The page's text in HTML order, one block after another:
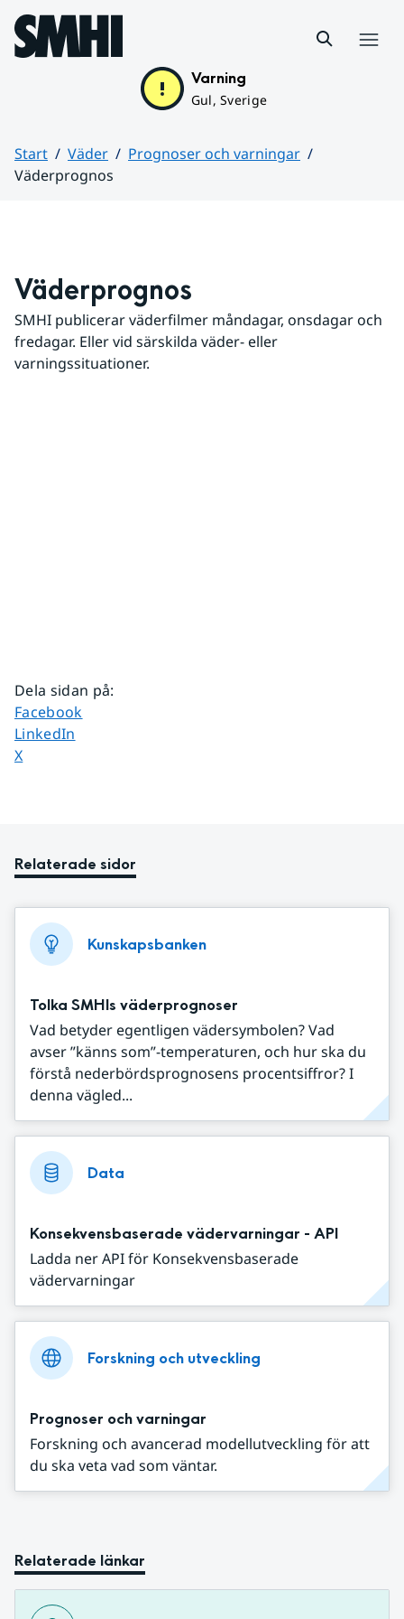
Hoppa till sidans innehåll
Varning
Gul, Sverige
Start Väder
Prognoser och varningar
Väderprognos
Väderprognos
SMHI publicerar väderfilmer måndagar, onsdagar och
fredagar. Eller vid särskilda väder- eller
varningssituationer.
Dela sidan på:
Dela sidan på
Facebook
Dela sidan på
LinkedIn
Dela sidan på
X
Relaterade sidor
Kunskapsbanken
Tolka SMHIs väderprognoser
Vad betyder egentligen vädersymbolen? Vad
avser ”känns som”-temperaturen, och hur ska du
förstå nederbördsprognosens procentsiffror? I
denna vägled...
Data
Konsekvensbaserade vädervarningar - API
Ladda ner API för Konsekvensbaserade
vädervarningar
Forskning och utveckling
Prognoser och varningar
Forskning och avancerad modellutveckling för att
du ska veta vad som väntar.
Relaterade länkar